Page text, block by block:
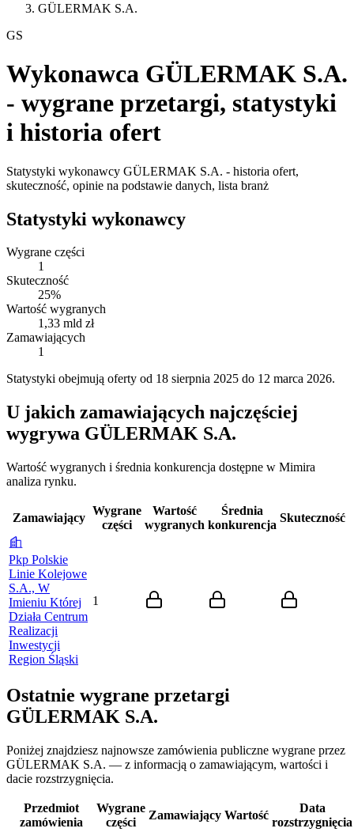
GÜLERMAK S.A.
GS
Wykonawca GÜLERMAK S.A.
- wygrane przetargi, statystyki
i historia ofert
Statystyki wykonawcy GÜLERMAK S.A. - historia ofert,
skuteczność, opinie na podstawie danych, lista branż
Statystyki wykonawcy
Wygrane części
1
Skuteczność
25%
Wartość wygranych
1,33 mld zł
Zamawiających
1
Statystyki obejmują oferty od 18 sierpnia 2025 do 12 marca 2026.
U jakich zamawiających najczęściej
wygrywa GÜLERMAK S.A.
Wartość wygranych i średnia konkurencja dostępne w Mimira
analiza rynku.
Zamawiający
Wygrane
części
Wartość
wygranych
Średnia
konkurencja
Skuteczność
Pkp Polskie
Linie Kolejowe
S.A., W
Imieniu Której
Działa Centrum
Realizacji
Inwestycji
Region Śląski
1
Ostatnie wygrane przetargi
GÜLERMAK S.A.
Poniżej znajdziesz najnowsze zamówienia publiczne wygrane przez
GÜLERMAK S.A. — z informacją o zamawiającym, wartości i
dacie rozstrzygnięcia.
Przedmiot
zamówienia
Wygrane
części
Zamawiający Wartość
Data
rozstrzygnięcia